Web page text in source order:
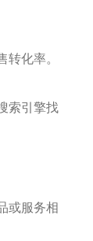
化率。
索引擎找
或服务相